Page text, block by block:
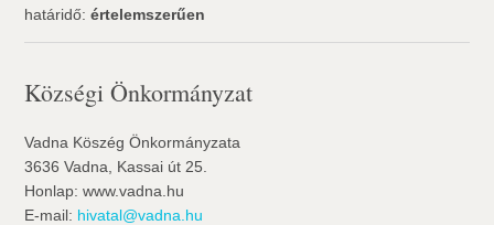
határidő:értelemszerűen
Községi Önkormányzat
Vadna Köszég Önkormányzata
3636 Vadna, Kassai út 25.
Honlap: www.vadna.hu
E-mail: hivatal@vadna.hu